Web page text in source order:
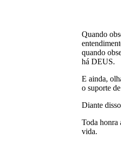
Quando
quando
há DEUS.
E ainda,
o suporte
Diante
Toda honra
vida.